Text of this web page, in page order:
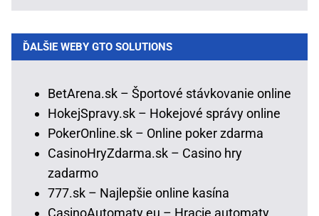
ĎALŠIE WEBY GTO SOLUTIONS
BetArena.sk – Športové stávkovanie online
HokejSpravy.sk – Hokejové správy online
PokerOnline.sk – Online poker zdarma
CasinoHryZdarma.sk – Casino hry
zadarmo
777.sk – Najlepšie online kasína
CasinoAutomaty.eu – Hracie automaty